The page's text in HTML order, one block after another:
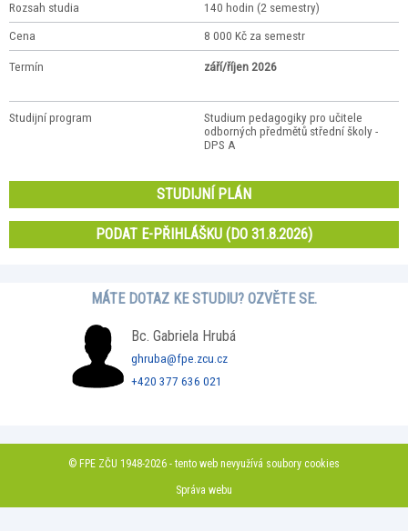
Rozsah studia 140 hodin (2 semestry)
Cena 8 000 Kč za semestr
Termín září/říjen 2026
Studijní program
Studium pedagogiky pro učitele
odborných předmětů střední školy -
DPS A
STUDIJNÍ PLÁN
PODAT E-PŘIHLÁŠKU (DO 31.8.2026)
MÁTE DOTAZ KE STUDIU? OZVĚTE SE.
Bc. Gabriela Hrubá
ghruba@fpe.zcu.cz
+420 377 636 021
© FPE ZČU 1948-2026 - tento web nevyužívá soubory cookies
Správa webu